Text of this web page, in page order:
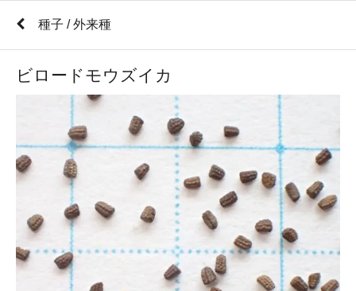
種子 / 外来種
ビロードモウズイカ